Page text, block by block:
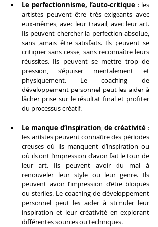
Le perfectionnisme, l’auto-critique : les
artistes peuvent être très exigeants avec
eux-mêmes, avec leur travail, avec leur art.
Ils peuvent chercher la perfection absolue,
sans jamais être satisfaits. Ils peuvent se
critiquer sans cesse, sans reconnaître leurs
réussites. Ils peuvent se mettre trop de
pression, s’épuiser mentalement et
physiquement. Le coaching de
développement personnel peut les aider à
lâcher prise sur le résultat final et profiter
du processus créatif.
Le manque d’inspiration, de créativité :
les artistes peuvent connaître des périodes
creuses où ils manquent d’inspiration ou
où ils ont l’impression d’avoir fait le tour de
leur art. Ils peuvent avoir du mal à
renouveler leur style ou leur genre. Ils
peuvent avoir l’impression d’être bloqués
ou stériles. Le coaching de développement
personnel peut les aider à stimuler leur
inspiration et leur créativité en explorant
différentes sources ou techniques.